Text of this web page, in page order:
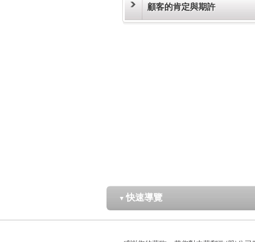
顧客的肯定與期許
▼ 快速導覽